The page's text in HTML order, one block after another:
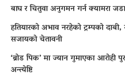
बाघ र चितुवा अनुगमन गर्न क्यामरा
हतियारको अभाव नरहेको ट्रम्पको
सजायको चेतावनी
‘ब्रोड पिक’ मा ज्यान गुमाएका आराेही
अन्त्येष्टि